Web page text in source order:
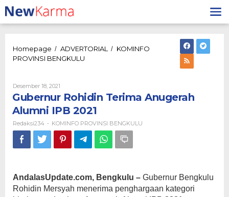
Lewati
ke
konten
Homepage / ADVERTORIAL / KOMINFO
PROVINSI BENGKULU
Alumni
2021
Desember 18, 2021
Redaksi234
Gubernur Rohidin Terima Anugerah
Alumni IPB 2021
Redaksi234 - KOMINFO PROVINSI BENGKULU
AndalasUpdate.com, Bengkulu – Gubernur Bengkulu
Rohidin Mersyah menerima penghargaan kategori